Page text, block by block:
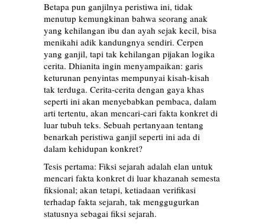
Betapa pun ganjilnya peristiwa ini, tidak
menutup kemungkinan bahwa seorang anak
yang kehilangan ibu dan ayah sejak kecil, bisa
menikahi adik kandungnya sendiri. Cerpen
yang ganjil, tapi tak kehilangan pijakan logika
cerita. Dhianita ingin menyampaikan: garis
keturunan penyintas mempunyai kisah-kisah
tak terduga. Cerita-cerita dengan gaya khas
seperti ini akan menyebabkan pembaca, dalam
arti tertentu, akan mencari-cari fakta konkret di
luar tubuh teks. Sebuah pertanyaan tentang
benarkah peristiwa ganjil seperti ini ada di
dalam kehidupan konkret?
Tesis pertama: Fiksi sejarah adalah elan untuk
mencari fakta konkret di luar khazanah semesta
fiksional; akan tetapi, ketiadaan verifikasi
terhadap fakta sejarah, tak menggugurkan
statusnya sebagai fiksi sejarah.